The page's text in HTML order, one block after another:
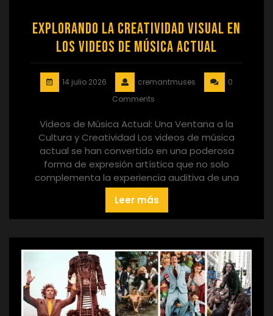
Explorando la Creatividad Visual en
los Videos de Música Actual
14 julio 2026 cremantmuses
0
Comments
Videos de Música Actual: Una Ventana a la
Cultura y Creatividad Los videos de música
actual se han convertido en una poderosa
forma de expresión artística que no solo
complementa la experiencia auditiva de una
Leer más